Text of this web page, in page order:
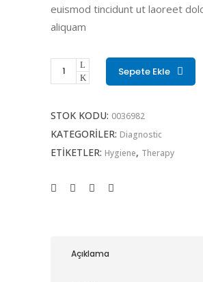
euismod tincidunt ut laoreet
aliquam
Sepete Ekle
STOK KODU: 0036982
KATEGORILER: Diagnostic
ETIKETLER: Hygiene, Therapy
Açıklama